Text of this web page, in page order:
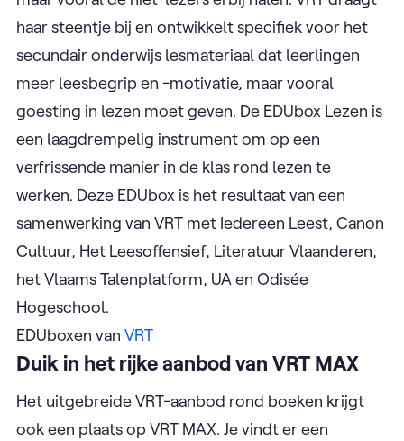
haar steentje bij en ontwikkelt specifiek voor het
secundair onderwijs lesmateriaal dat leerlingen
meer leesbegrip en -motivatie, maar vooral
goesting in lezen moet geven. De EDUbox Lezen is
een laagdrempelig instrument om op een
verfrissende manier in de klas rond lezen te
werken. Deze EDUbox is het resultaat van een
samenwerking van VRT met Iedereen Leest, Canon
Cultuur, Het Leesoffensief, Literatuur Vlaanderen,
het Vlaams Talenplatform, UA en Odisée
Hogeschool.
EDUboxen van VRT
Duik in het rijke aanbod van VRT MAX
Het uitgebreide VRT-aanbod rond boeken krijgt
ook een plaats op VRT MAX. Je vindt er een